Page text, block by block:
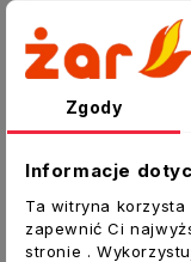
Trójnik
tłoczony
Trójniki są
Dane
Typ: Trójnik
Zgody
Informacje
Ta witryna
zapewnić Ci
stronie .